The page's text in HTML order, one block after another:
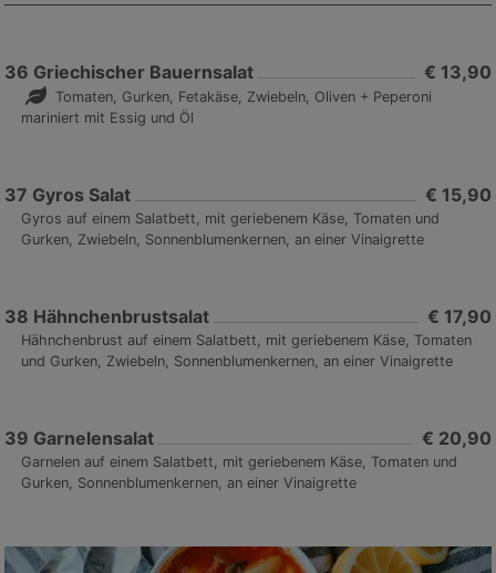
36 Griechischer Bauernsalat € 13,90
Tomaten, Gurken, Fetakäse, Zwiebeln, Oliven + Peperoni
mariniert mit Essig und Öl
37 Gyros Salat € 15,90
Gyros auf einem Salatbett, mit geriebenem Käse, Tomaten und
Gurken, Zwiebeln, Sonnenblumenkernen, an einer Vinaigrette
38 Hähnchenbrustsalat € 17,90
Hähnchenbrust auf einem Salatbett, mit geriebenem Käse, Tomaten
und Gurken, Zwiebeln, Sonnenblumenkernen, an einer Vinaigrette
39 Garnelensalat € 20,90
Garnelen auf einem Salatbett, mit geriebenem Käse, Tomaten und
Gurken, Sonnenblumenkernen, an einer Vinaigrette